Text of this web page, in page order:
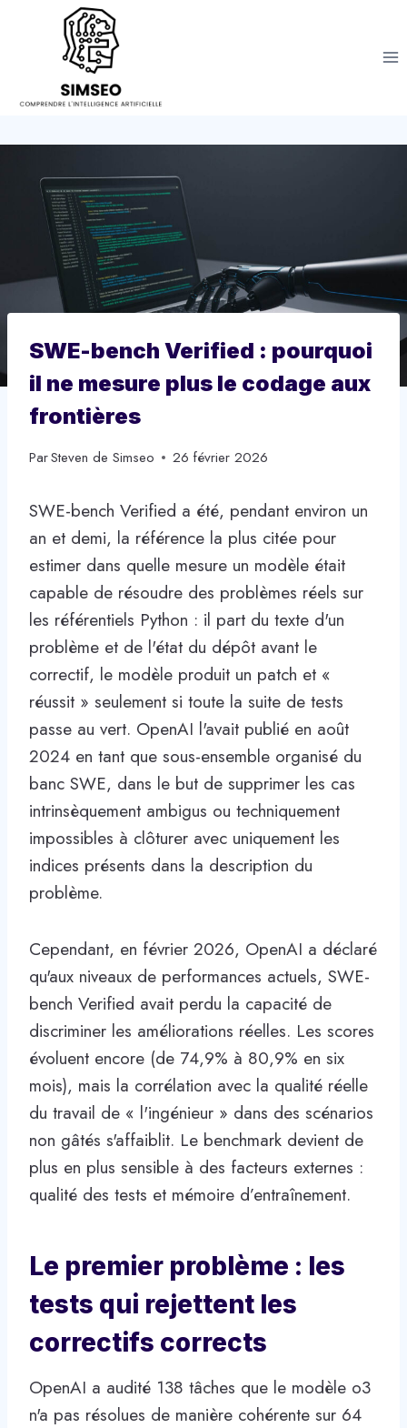
SWE-bench Verified : pourquoi
il ne mesure plus le codage aux
frontières
ParSteven de Simseo 26 février 2026
SWE-bench Verified a été, pendant environ un
an et demi, la référence la plus citée pour
estimer dans quelle mesure un modèle était
capable de résoudre des problèmes réels sur
les référentiels Python : il part du texte d'un
problème et de l'état du dépôt avant le
correctif, le modèle produit un patch et «
réussit » seulement si toute la suite de tests
passe au vert. OpenAI l'avait publié en août
2024 en tant que sous-ensemble organisé du
banc SWE, dans le but de supprimer les cas
intrinsèquement ambigus ou techniquement
impossibles à clôturer avec uniquement les
indices présents dans la description du
problème.
Cependant, en février 2026, OpenAI a déclaré
qu'aux niveaux de performances actuels, SWE-
bench Verified avait perdu la capacité de
discriminer les améliorations réelles. Les scores
évoluent encore (de 74,9% à 80,9% en six
mois), mais la corrélation avec la qualité réelle
du travail de « l'ingénieur » dans des scénarios
non gâtés s'affaiblit. Le benchmark devient de
plus en plus sensible à des facteurs externes :
qualité des tests et mémoire d’entraînement.
Le premier problème : les
tests qui rejettent les
correctifs corrects
OpenAI a audité 138 tâches que le modèle o3
n'a pas résolues de manière cohérente sur 64